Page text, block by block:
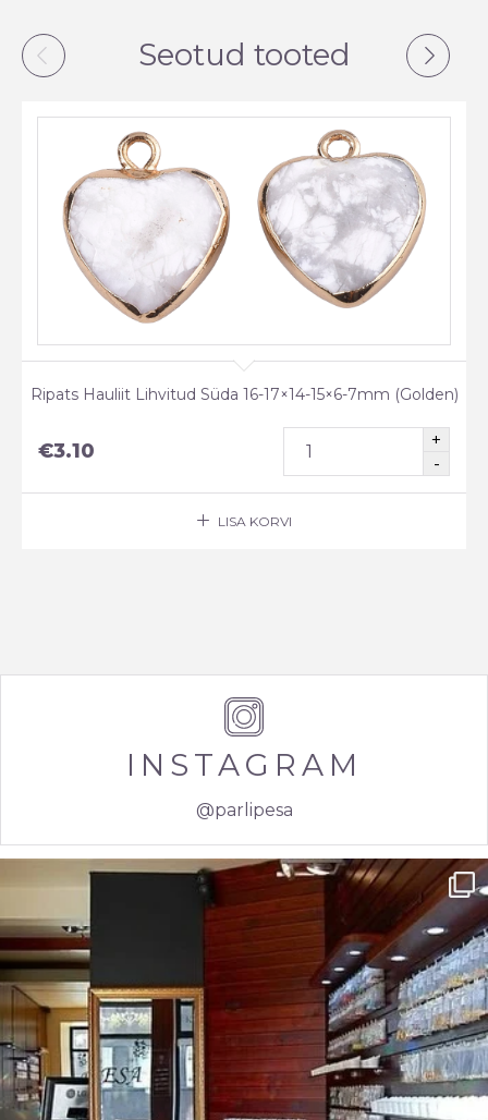
Seotud tooted
Ripats Hauliit Lihvitud Süda 16-17×14-15×6-7mm (Golden)
€3.10
LISA KORVI
INSTAGRAM
@parlipesa